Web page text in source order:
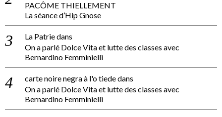
PACÔME THIELLEMENT
La séance d’Hip Gnose
La Patriedans
On a parlé Dolce Vita et lutte des classes avec
Bernardino Femminielli
carte noire negra à l'o tiededans
On a parlé Dolce Vita et lutte des classes avec
Bernardino Femminielli